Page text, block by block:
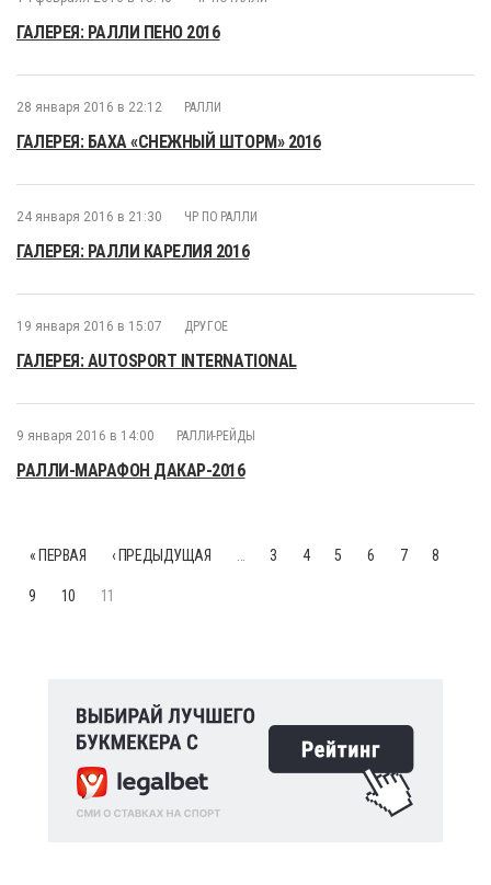
ГАЛЕРЕЯ: РАЛЛИ ПЕНО 2016
28 января 2016 в 22:12 РАЛЛИ
ГАЛЕРЕЯ: БАХА «СНЕЖНЫЙ ШТОРМ» 2016
24 января 2016 в 21:30 ЧР ПО РАЛЛИ
ГАЛЕРЕЯ: РАЛЛИ КАРЕЛИЯ 2016
19 января 2016 в 15:07 ДРУГОЕ
ГАЛЕРЕЯ: AUTOSPORT INTERNATIONAL
9 января 2016 в 14:00 РАЛЛИ-РЕЙДЫ
РАЛЛИ-МАРАФОН ДАКАР-2016
« ПЕРВАЯ ‹ ПРЕДЫДУЩАЯ 3 4 5 6 7 8
9 10 11